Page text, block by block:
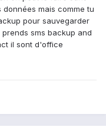
mais comme tu
pour sauvegarder
sms backup and
il sont d'office